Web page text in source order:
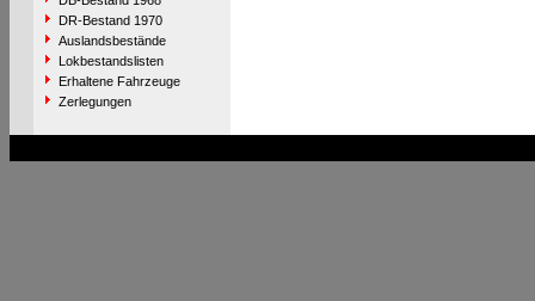
DR-Bestand 1970
Auslandsbestände
Lokbestandslisten
Erhaltene Fahrzeuge
Zerlegungen